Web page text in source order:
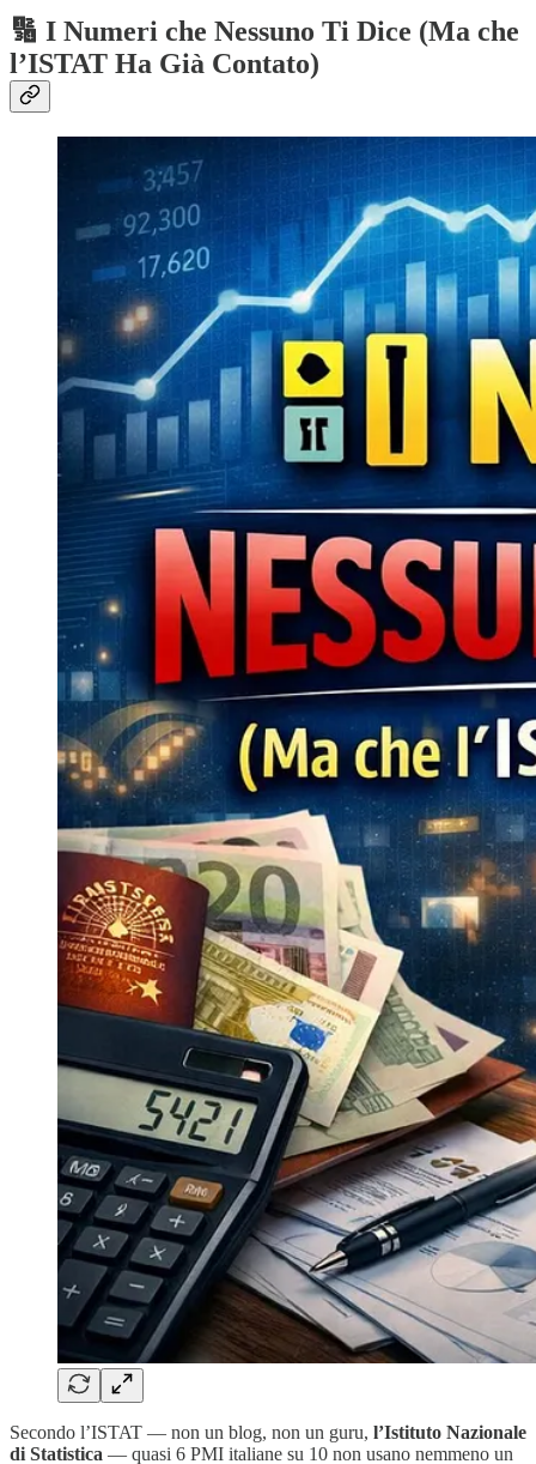
🔢 I Numeri che Nessuno Ti Dice (Ma che
l’ISTAT Ha Già Contato)
Secondo l’ISTAT — non un blog, non un guru, l’Istituto Nazionale
di Statistica — quasi 6 PMI italiane su 10 non usano nemmeno un